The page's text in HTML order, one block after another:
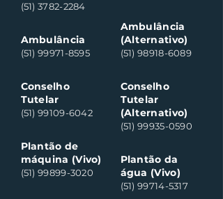
(51) 3782-2284
Ambulância
(51) 99971-8595
Conselho
Tutelar
(51) 99109-6042
Plantão de
máquina (Vivo)
(51) 99899-3020
Ambulância
(Alternativo)
(51) 98918-6089
Conselho
Tutelar
(Alternativo)
(51) 99935-0590
Plantão da
água (Vivo)
(51) 99714-5317